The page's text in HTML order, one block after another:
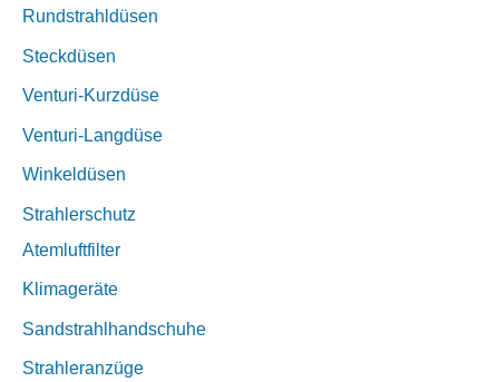
Rundstrahldüsen
Steckdüsen
Venturi-Kurzdüse
Venturi-Langdüse
Winkeldüsen
Strahlerschutz
Atemluftfilter
Klimageräte
Sandstrahlhandschuhe
Strahleranzüge